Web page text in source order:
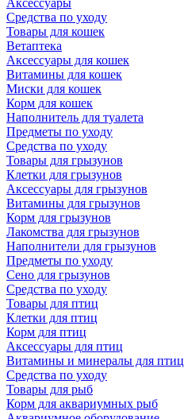
Аксессуары
Средства по уходу
Товары для кошек
Ветаптека
Аксессуары для кошек
Витамины для кошек
Миски для кошек
Корм для кошек
Наполнитель для туалета
Предметы по уходу
Средства по уходу
Товары для грызунов
Клетки для грызунов
Аксессуары для грызунов
Витамины для грызунов
Корм для грызунов
Лакомства для грызунов
Наполнители для грызунов
Предметы по уходу
Сено для грызунов
Средства по уходу
Товары для птиц
Клетки для птиц
Корм для птиц
Аксессуары для птиц
Витамины и минералы для птиц
Средства по уходу
Товары для рыб
Корм для аквариумных рыб